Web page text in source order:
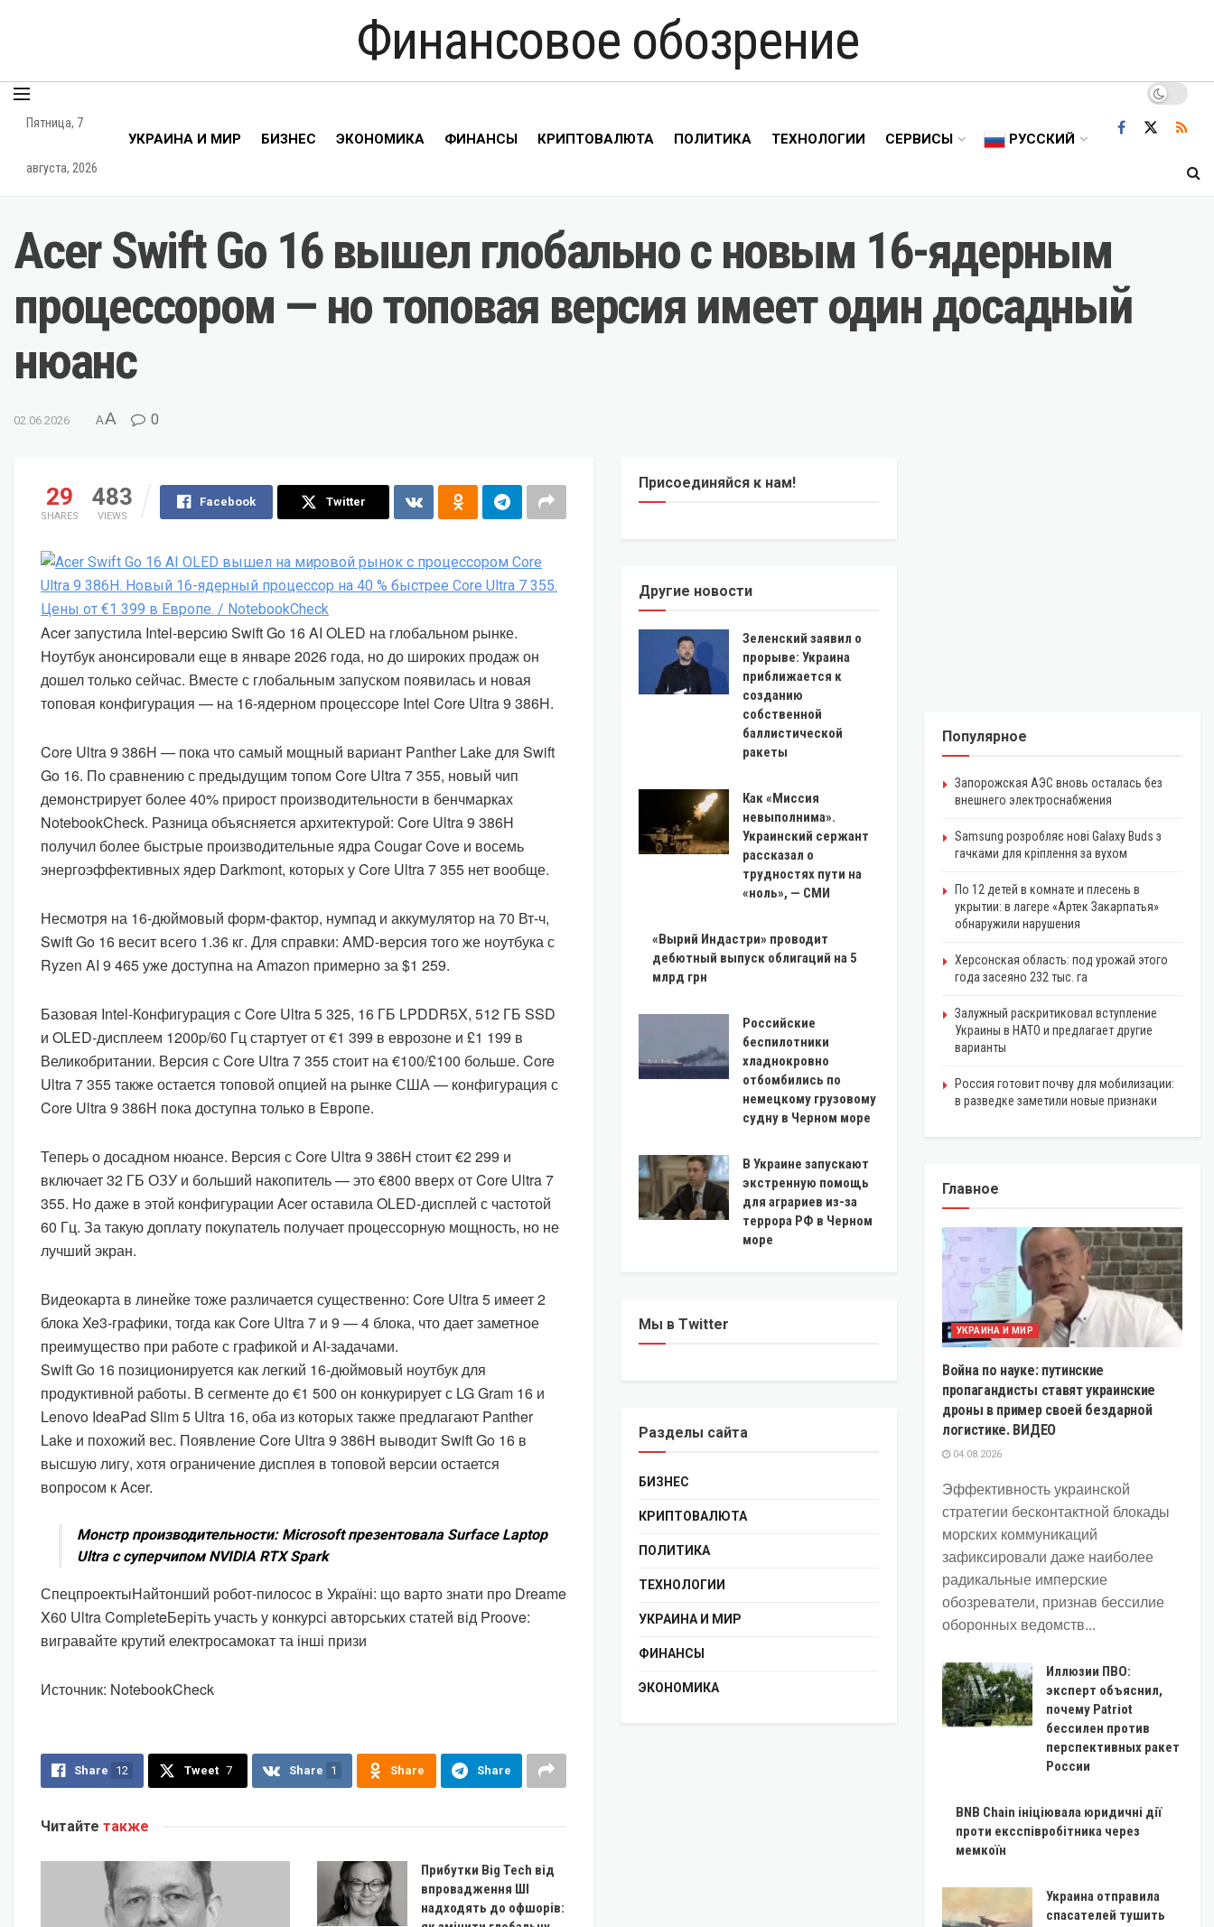
Финансовое обозрение
Пятница, 7
августа, 2026
УКРАИНА И МИР БИЗНЕС ЭКОНОМИКА ФИНАНСЫ КРИПТОВАЛЮТА ПОЛИТИКА ТЕХНОЛОГИИ СЕРВИСЫ РУССКИЙ
Acer Swift Go 16 вышел глобально с новым 16-ядерным
процессором — но топовая версия имеет один досадный
нюанс
02.06.2026 AA 0
29
SHARES
483
VIEWS
Facebook Twitter
Acer запустила Intel-версию Swift Go 16 AI OLED на глобальном рынке.
Ноутбук анонсировали еще в январе 2026 года, но до широких продаж он
дошел только сейчас. Вместе с глобальным запуском появилась и новая
топовая конфигурация — на 16-ядерном процессоре Intel Core Ultra 9 386H.
Core Ultra 9 386H — пока что самый мощный вариант Panther Lake для Swift
Go 16. По сравнению с предыдущим топом Core Ultra 7 355, новый чип
демонстрирует более 40% прирост производительности в бенчмарках
NotebookCheck. Разница объясняется архитектурой: Core Ultra 9 386H
получил более быстрые производительные ядра Cougar Cove и восемь
энергоэффективных ядер Darkmont, которых у Core Ultra 7 355 нет вообще.
Несмотря на 16-дюймовый форм-фактор, нумпад и аккумулятор на 70 Вт-ч,
Swift Go 16 весит всего 1.36 кг. Для справки: AMD-версия того же ноутбука с
Ryzen AI 9 465 уже доступна на Amazon примерно за $1 259.
Базовая Intel-Конфигурация с Core Ultra 5 325, 16 ГБ LPDDR5X, 512 ГБ SSD
и OLED-дисплеем 1200p/60 Гц стартует от €1 399 в еврозоне и £1 199 в
Великобритании. Версия с Core Ultra 7 355 стоит на €100/£100 больше. Core
Ultra 7 355 также остается топовой опцией на рынке США — конфигурация с
Core Ultra 9 386H пока доступна только в Европе.
Теперь о досадном нюансе. Версия с Core Ultra 9 386H стоит €2 299 и
включает 32 ГБ ОЗУ и больший накопитель — это €800 вверх от Core Ultra 7
355. Но даже в этой конфигурации Acer оставила OLED-дисплей с частотой
60 Гц. За такую доплату покупатель получает процессорную мощность, но не
лучший экран.
Видеокарта в линейке тоже различается существенно: Core Ultra 5 имеет 2
блока Xe3-графики, тогда как Core Ultra 7 и 9 — 4 блока, что дает заметное
преимущество при работе с графикой и AI-задачами.
Swift Go 16 позиционируется как легкий 16-дюймовый ноутбук для
продуктивной работы. В сегменте до €1 500 он конкурирует с LG Gram 16 и
Lenovo IdeaPad Slim 5 Ultra 16, оба из которых также предлагают Panther
Lake и похожий вес. Появление Core Ultra 9 386H выводит Swift Go 16 в
высшую лигу, хотя ограничение дисплея в топовой версии остается
вопросом к Acer.
Монстр производительности: Microsoft презентовала Surface Laptop
Ultra с суперчипом NVIDIA RTX Spark
СпецпроектыНайтонший робот-пилосос в Україні: що варто знати про Dreame
X60 Ultra CompleteБеріть участь у конкурсі авторських статей від Proove:
вигравайте крутий електросамокат та інші призи
Источник: NotebookCheck
Share 12 Tweet 7 Share 1 Share Share
Читайте также
Прибутки Big Tech від
впровадження ШІ
надходять до офшорів:
Присоединяйся к нам!
Другие новости
Зеленский заявил о
прорыве: Украина
приближается к
созданию
собственной
баллистической
ракеты
Как «Миссия
невыполнима».
Украинский сержант
рассказал о
трудностях пути на
«ноль», — СМИ
«Вырий Индастри» проводит
дебютный выпуск облигаций на 5
млрд грн
Российские
беспилотники
хладнокровно
отбомбились по
немецкому грузовому
судну в Черном море
В Украине запускают
экстренную помощь
для аграриев из-за
террора РФ в Черном
море
Мы в Twitter
Разделы сайта
БИЗНЕС
КРИПТОВАЛЮТА
ПОЛИТИКА
ТЕХНОЛОГИИ
УКРАИНА И МИР
ФИНАНСЫ
ЭКОНОМИКА
Популярное
Запорожская АЭС вновь осталась без
внешнего электроснабжения
Samsung розробляє нові Galaxy Buds з
гачками для кріплення за вухом
По 12 детей в комнате и плесень в
укрытии: в лагере «Артек Закарпатья»
обнаружили нарушения
Херсонская область: под урожай этого
года засеяно 232 тыс. га
Залужный раскритиковал вступление
Украины в НАТО и предлагает другие
варианты
Россия готовит почву для мобилизации:
в разведке заметили новые признаки
Главное
УКРАИНА И МИР
Война по науке: путинские
пропагандисты ставят украинские
дроны в пример своей бездарной
логистике. ВИДЕО
04.08.2026
Эффективность украинской
стратегии бесконтактной блокады
морских коммуникаций
зафиксировали даже наиболее
радикальные имперские
обозреватели, признав бессилие
оборонных ведомств...
Иллюзии ПВО:
эксперт объяснил,
почему Patriot
бессилен против
перспективных ракет
России
BNB Chain ініціювала юридичні дії
проти ексспівробітника через
мемкоїн
Украина отправила
спасателей тушить